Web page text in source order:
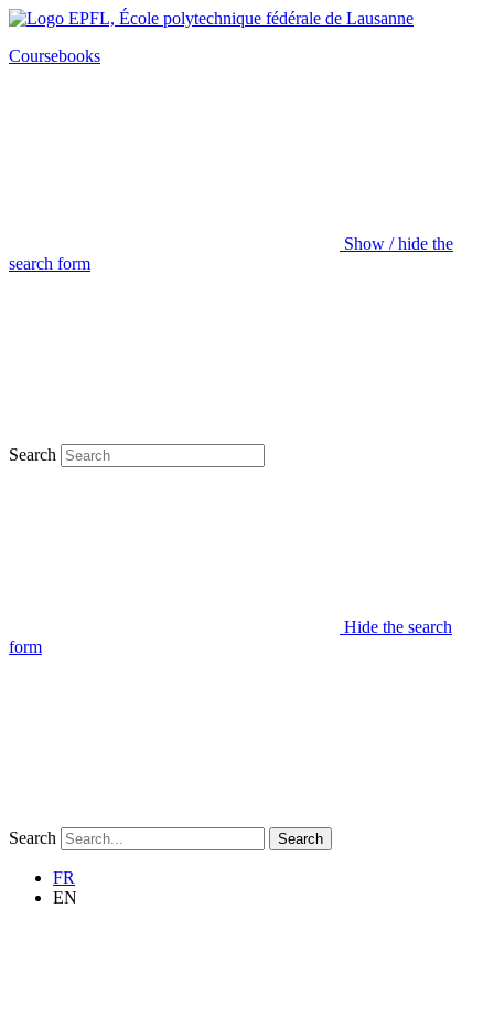
Coursebooks
Show / hide the
search form
Search
Hide the search
form
Search Search
FR
EN